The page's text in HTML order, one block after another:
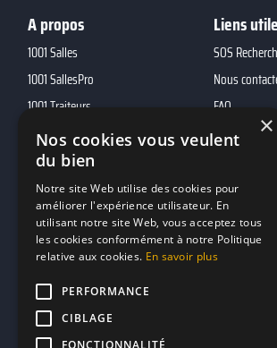
A propos
1001 Salles
1001 SallesPro
1001 Traiteurs
1001 DJ
10h01
MP2
Liens
SOS
Nous
FAQ
Contacts
marketing@reserverunbar.fr
11 rue Maurice Grandcoing
94200 Ivry-sur-Seine
×
Nos cookies vous veulent
du bien
Notre site Web utilise des cookies pour
améliorer l'expérience utilisateur. En
utilisant notre site Web, vous acceptez tous
les cookies conformément à notre Politique
relative aux cookies. En savoir plus
PERFORMANCE
CIBLAGE
FONCTIONNALITÉ